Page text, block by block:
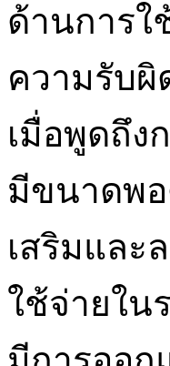
ด้านการใ
ความรับ
เมื่อพูดถึง
มีขนาดพ
เสริมและ
ใช้จ่ายใน